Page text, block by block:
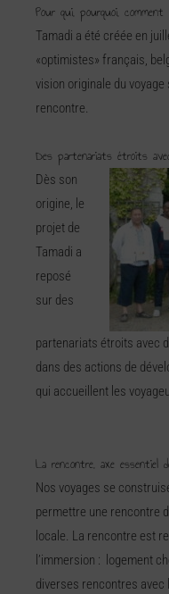
Pour qui, pourquoi, comment
Tamadi a été créée en
«optimistes» français,
vision originale du
rencontre.
Des partenariats étroits
Dès son
origine, le
projet de
Tamadi a
reposé
sur des
partenariats étroits avec
dans des actions de
qui accueillent les
La rencontre, axe essentiel
Nos voyages se
permettre une rencontre
locale. La rencontre est
l’immersion : logement
diverses rencontres